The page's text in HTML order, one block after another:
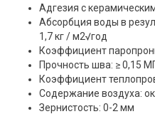
Адгезия с
Абсорбция воды в
1,7 кг / м2√год
Коэффициент
Прочность шва: ≥ 0,15
Коэффициент
Содержание воздуха:
Зернистость: 0-2 мм